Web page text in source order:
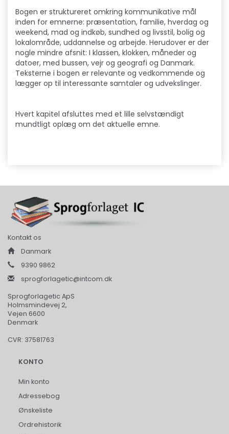
Bogen er struktureret omkring kommunikative mål
inden for emnerne: præsentation, familie, hverdag og
weekend, mad og indkøb, sundhed og livsstil, bolig og
lokalområde, uddannelse og arbejde. Herudover er der
nogle mindre afsnit: I klassen, klokken, måneder og
datoer, med bussen, vejr og geografi og Danmark.
Teksterne i bogen er relevante og vedkommende og
lægger op til interessante samtaler og udvekslinger.
Hvert kapitel afsluttes med et lille selvstændigt
mundtligt oplæg om det aktuelle emne.
Kontakt os
Danmark
9390 9862
sprogforlagetic@intcom.dk
Sprogforlagetic ApS
Holmsmindevej 2,
Vejen 6600
Denmark
CVR: 37581763
KONTO
Min konto
Adressebog
Ønskeliste
Ordrehistorik